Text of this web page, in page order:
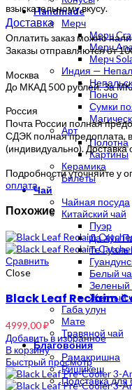
Handmade
Мерч
Мерч
Мерч
Мерч
Индия — Непал
Пончо
Сумки
Арт
Полотна
Картины
Керамика
Билеты
Чай
Чайная посуда
Китайский чай
Пуэр
Да Хун
Те Гуань
Белый
Зеленый
Желтый
Габа улун
Мате
Травяной чай
Благовония
Рамакришна
Ришикеш
Подставка для
взыскательному вкусу.
Доставка
Оплатить заказ можно
Заказы отправляются от
Москва
До МКАД 500 рублей. За
Россия
Почта России полная
СДЭК полная предоплата,
(индивидуально). Доставка
Подробности уточняйте у
оплата.
Похожие
Сравнить
Close
Black Leaf Reclaim
4999,00₽
Добавить в избранное
В корзину
Быстрый просмотр